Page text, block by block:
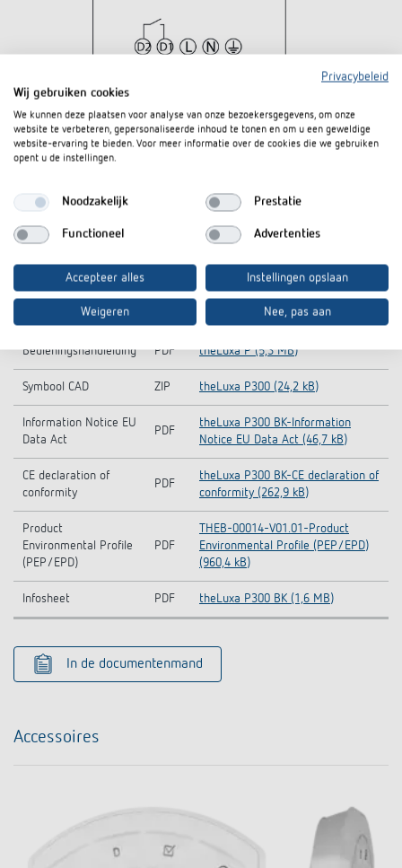
Downloads
Aanbestedingstekst theLuxa P300 BK (24,6 kB)
Bedieningshandleiding PDF theLuxa P (5,3 MB)
Symbool CAD ZIP theLuxa P300 (24,2 kB)
Information Notice EU
Data Act
PDF
theLuxa P300 BK-Information
Notice EU Data Act (46,7 kB)
CE declaration of
conformity
PDF
theLuxa P300 BK-CE declaration of
conformity (262,9 kB)
Product
Environmental Profile
(PEP/EPD)
PDF
THEB-00014-V01.01-Product
Environmental Profile (PEP/EPD)
(960,4 kB)
Infosheet PDF theLuxa P300 BK (1,6 MB)
In de documentenmand
Accessoires
Privacybeleid
Wij gebruiken cookies
We kunnen deze plaatsen voor analyse van onze bezoekersgegevens, om onze
website te verbeteren, gepersonaliseerde inhoud te tonen en om u een geweldige
website-ervaring te bieden. Voor meer informatie over de cookies die we gebruiken
opent u de instellingen.
Noodzakelijk Prestatie
Functioneel Advertenties
Accepteer alles Instellingen opslaan
Weigeren Nee, pas aan